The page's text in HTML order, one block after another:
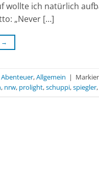
wollte ich natürlich
„Never […]
→
Abenteuer,Allgemein |
, nrw, prolight,schuppi,spiegler,